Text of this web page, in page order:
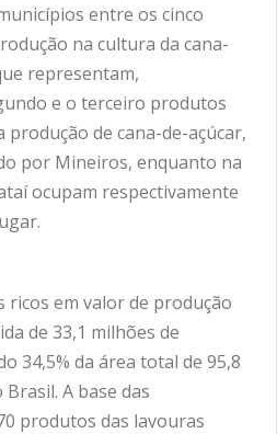
entre os cinco
na cultura da cana-
representam,
e o terceiro produtos
produção de cana-de-açúcar,
por Mineiros, enquanto na
ocupam respectivamente
ricos em valor de produção
de 33,1 milhões de
34,5% da área total de 95,8
A base das
produtos das lavouras